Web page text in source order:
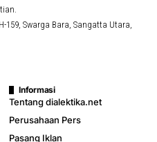
159, Swarga Bara, Sangatta Utara,
Informasi
Tentang dialektika.net
Perusahaan Pers
Pasang Iklan